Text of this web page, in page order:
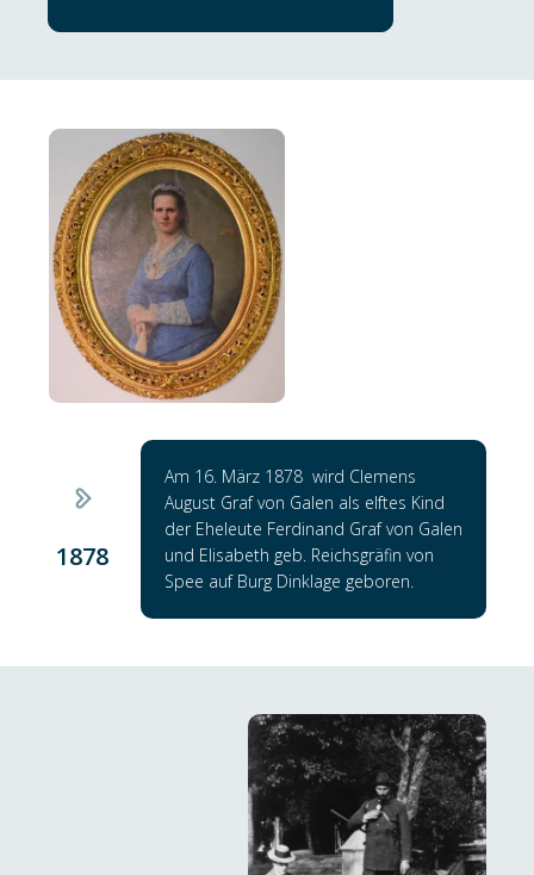
1878
Am 16. März 1878 wird Clemens
August Graf von Galen als elftes Kind
der Eheleute Ferdinand Graf von Galen
und Elisabeth geb. Reichsgräfin von
Spee auf Burg Dinklage geboren.